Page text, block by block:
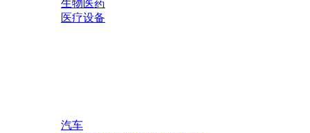
生物医药
医疗设备
汽车